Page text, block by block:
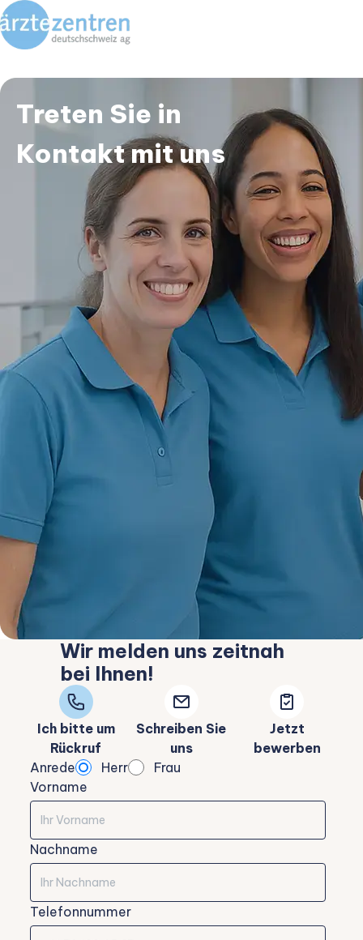
Treten Sie in
Kontakt mit uns
Wir melden uns zeitnah
bei Ihnen!
Ich bitte um
Rückruf
Schreiben Sie
uns
Jetzt
bewerben
Anrede
Herr
Frau
Vorname
Nachname
Telefonnummer